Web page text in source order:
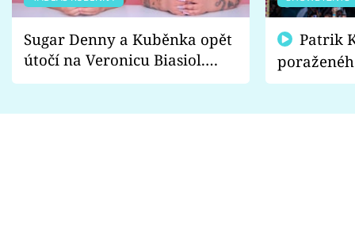
Sugar Denny a Kuběnka opět
útočí na Veronicu Biasiol.
Proč je podle nich falešná a
fanoušci